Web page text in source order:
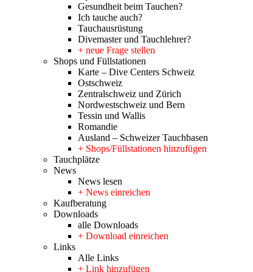
Gesundheit beim Tauchen?
Ich tauche auch?
Tauchausrüstung
Divemaster und Tauchlehrer?
+ neue Frage stellen
Shops und Füllstationen
Karte – Dive Centers Schweiz
Ostschweiz
Zentralschweiz und Zürich
Nordwestschweiz und Bern
Tessin und Wallis
Romandie
Ausland – Schweizer Tauchbasen
+ Shops/Füllstationen hinzufügen
Tauchplätze
News
News lesen
+ News einreichen
Kaufberatung
Downloads
alle Downloads
+ Download einreichen
Links
Alle Links
+ Link hinzufügen